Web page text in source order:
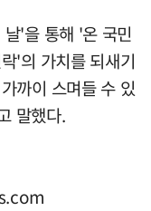
'을 통해 '온 국민
'의 가치를 되새기
까이 스며들 수 있
말했다.